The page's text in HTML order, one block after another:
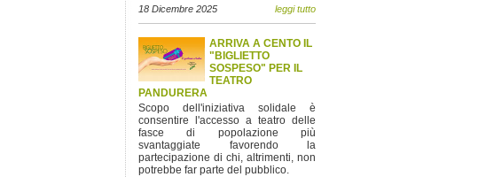
18 Dicembre 2025 leggi tutto
ARRIVA A CENTO IL
"BIGLIETTO
SOSPESO" PER IL
TEATRO
PANDURERA
Scopo dell'iniziativa solidale è
consentire l'accesso a teatro delle
fasce di popolazione più
svantaggiate favorendo la
partecipazione di chi, altrimenti, non
potrebbe far parte del pubblico.